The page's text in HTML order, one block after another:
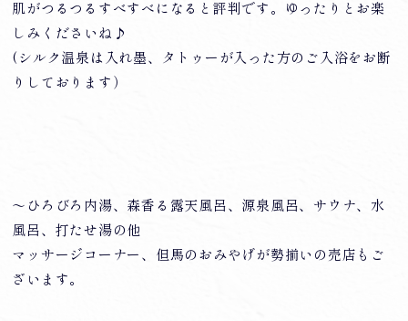
肌がつるつるすべすべになると評判です。ゆったりとお楽
しみくださいね♪
(シルク温泉は入れ墨、タトゥーが入った方のご入浴をお断
りしております）
～ひろびろ内湯、森香る露天風呂、源泉風呂、サウナ、水
風呂、打たせ湯の他
マッサージコーナー、但馬のおみやげが勢揃いの売店もご
ざいます。